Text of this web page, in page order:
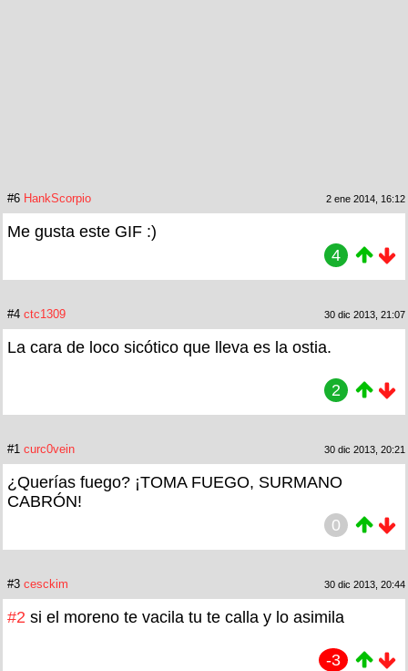
#6 HankScorpio 2 ene 2014, 16:12
Me gusta este GIF :)
4
#4 ctc1309 30 dic 2013, 21:07
La cara de loco sicótico que lleva es la ostia.
2
#1 curc0vein 30 dic 2013, 20:21
¿Querías fuego? ¡TOMA FUEGO, SURMANO
CABRÓN!
0
#3 cesckim 30 dic 2013, 20:44
#2 si el moreno te vacila tu te calla y lo asimila
-3